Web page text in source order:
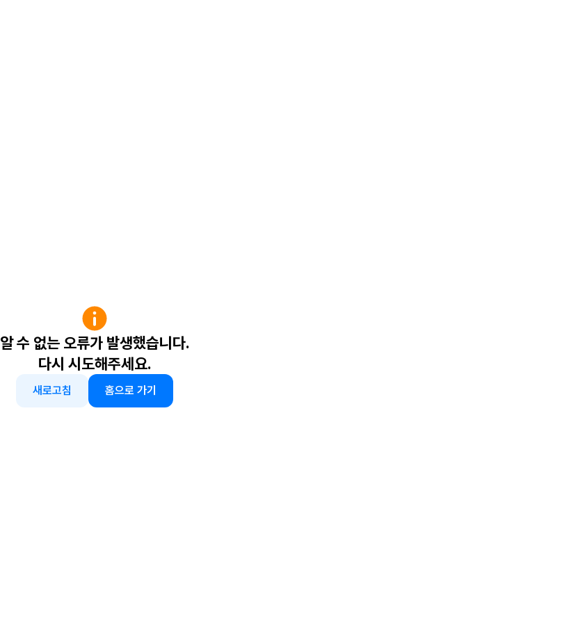
알 수 없는 오류가 발생했습니다.
다시 시도해주세요.
새로고침 홈으로 가기